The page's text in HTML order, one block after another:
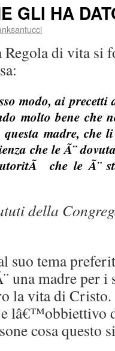
GLI HA
Regola di vita si
modo, ai
molto bene che
madre, che
che le Ã¨
che le Ã¨
della
suo tema
una madre per
la vita di Cristo.
lâ€™obbiettivo
cosa questo